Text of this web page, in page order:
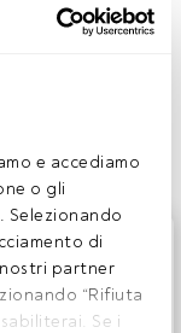
e accediamo
o gli
di
partner
“Rifiuta
Se i
Se
Login. Se non
per scoprire